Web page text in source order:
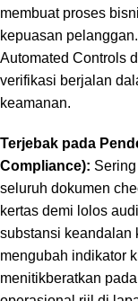
membuat proses
kepuasan pelanggan.
Automated Controls
verifikasi berjalan
keamanan.
Terjebak pada
Compliance):
seluruh dokumen
kertas demi lolos
substansi keandalan
mengubah indikator
menitikberatkan